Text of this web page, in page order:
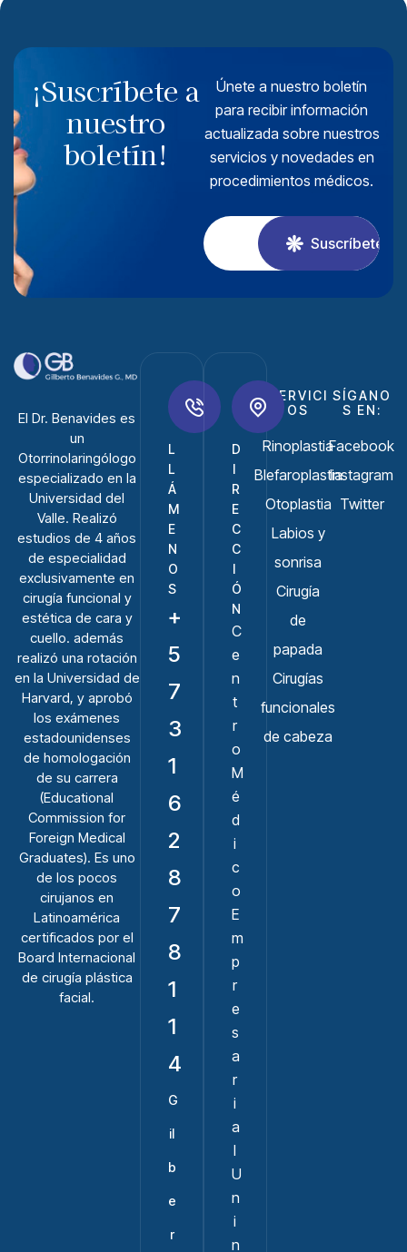
¡Suscríbete a
nuestro
boletín!
Únete a nuestro boletín
para recibir información
actualizada sobre nuestros
servicios y novedades en
procedimientos médicos.
Suscríbete
ElDr. Benavides es
un
Otorrinolaringólogo
especializado en la
Universidad del
Valle. Realizó
estudios de 4 años
de especialidad
exclusivamente en
cirugía funcional y
estética de cara y
cuello. además
realizó una rotación
en la Universidad de
Harvard, y aprobó
los exámenes
estadounidenses
de homologación
de su carrera
(Educational
Commission for
Foreign Medical
Graduates). Es uno
de los pocos
cirujanos en
Latinoamérica
certificados por el
Board Internacional
de cirugía plástica
facial.
SERVICI
OS
Rinoplastia
Blefaroplastia
Otoplastia
Labios y
sonrisa
Cirugí­a
de
papada
Cirugías
funcionales
de cabeza
SÍGANO
S EN:
Facebook
Instagram
Twitter
L
L
Á
M
E
N
O
S
+
5
7
3
1
6
2
8
7
8
1
1
4
G
il
b
e
r
D
I
R
E
C
C
I
Ó
N
C
e
n
t
r
o
M
é
d
i
c
o
E
m
p
r
e
s
a
r
i
a
l
U
n
i
n